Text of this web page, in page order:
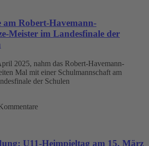
am Robert-Havemann-
Meister im Landesfinale der
2025, nahm das Robert-Havemann-
Mal mit einer Schulmannschaft am
der Schulen
U11-Heimpieltag am 15. März